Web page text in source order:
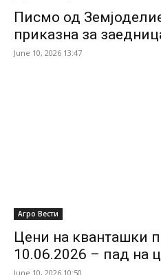
Писмо од
приказна за
June 10, 2026 13:47
Агро Вести
Цени на кванташки
10.06.2026 – пад на
June 10, 2026 10:50